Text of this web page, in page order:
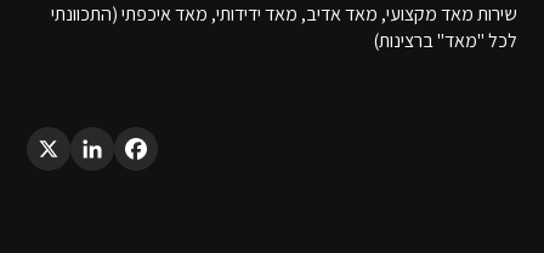
שירות מאד מקצועי, מאד אדיב, מאד ידידותי, מאד איכפתי (התכוונתי
לכל "מאד" ברצינות)
Facebook
LinkedIn
X